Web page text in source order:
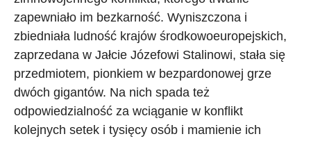
zapewniało im bezkarność. Wyniszczona i
zbiedniała ludność krajów środkowoeuropejskich,
zaprzedana w Jałcie Józefowi Stalinowi, stała się
przedmiotem, pionkiem w bezpardonowej grze
dwóch gigantów. Na nich spada też
odpowiedzialność za wciąganie w konflikt
kolejnych setek i tysięcy osób i mamienie ich